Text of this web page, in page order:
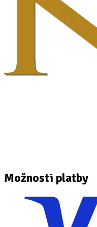
Možnosti platby